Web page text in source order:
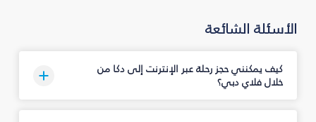
الأسئلة الشائعة
كيف يمكنني حجز رحلة عبر الإنترنت إلى دكا من
خلال فلاي دبي؟